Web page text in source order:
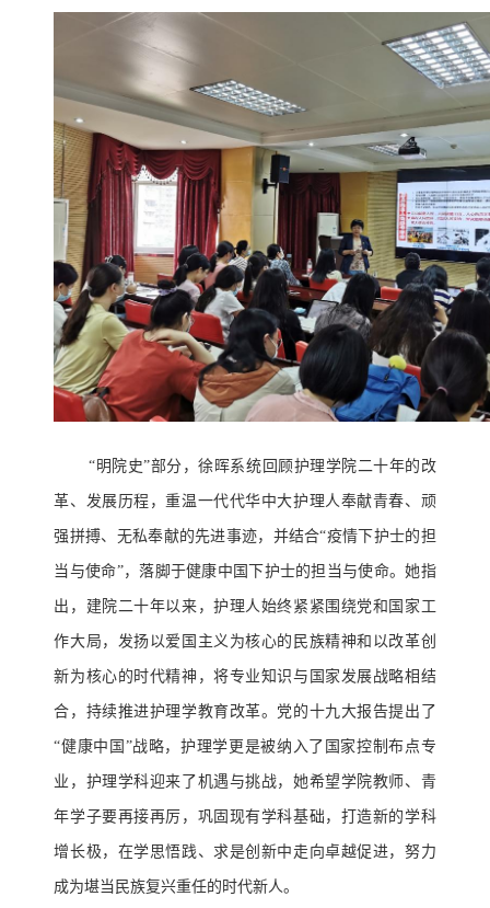
“明院史”部分，徐晖系统回顾护理学院二十年的改
革、发展历程，重温一代代华中大护理人奉献青春、顽
强拼搏、无私奉献的先进事迹，并结合“疫情下护士的担
当与使命”，落脚于健康中国下护士的担当与使命。她指
出，建院二十年以来，护理人始终紧紧围绕党和国家工
作大局，发扬以爱国主义为核心的民族精神和以改革创
新为核心的时代精神，将专业知识与国家发展战略相结
合，持续推进护理学教育改革。党的十九大报告提出了
“健康中国”战略，护理学更是被纳入了国家控制布点专
业，护理学科迎来了机遇与挑战，她希望学院教师、青
年学子要再接再厉，巩固现有学科基础，打造新的学科
增长极，在学思悟践、求是创新中走向卓越促进，努力
成为堪当民族复兴重任的时代新人。